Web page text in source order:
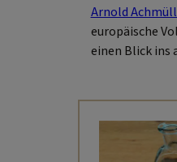
Arnold
europäische
einen Blick ins